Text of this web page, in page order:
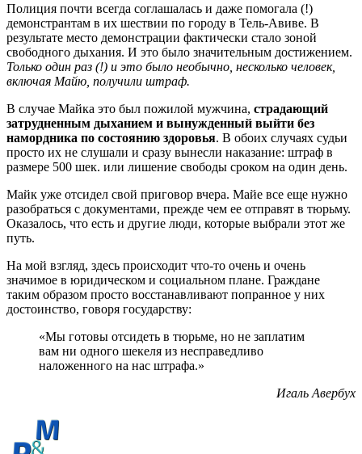
Полиция почти всегда соглашалась и даже помогала (!)
демонстрантам в их шествии по городу в Тель-Авиве. В
результате место демонстрации фактически стало зоной
свободного дыхания. И это было значительным достижением.
Только один раз (!) и это было необычно, несколько человек,
включая Майю, получили штраф.
В случае Майка это был пожилой мужчина, страдающий
затрудненным дыханием и вынужденный выйти без
намордника по состоянию здоровья. В обоих случаях судьи
просто их не слушали и сразу вынесли наказание: штраф в
размере 500 шек. или лишение свободы сроком на один день.
Майк уже отсидел свой приговор вчера. Майе все еще нужно
разобраться с документами, прежде чем ее отправят в тюрьму.
Оказалось, что есть и другие люди, которые выбрали этот же
путь.
На мой взгляд, здесь происходит что-то очень и очень
значимое в юридическом и социальном плане. Граждане
таким образом просто восстанавливают попранное у них
достоинство, говоря государству:
«Мы готовы отсидеть в тюрьме, но не заплатим
вам ни одного шекеля из несправедливо
наложенного на нас штрафа.»
Игаль Авербух